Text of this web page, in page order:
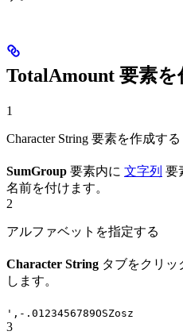
TotalAmount 要素を
1
Character String 要素を作成する
SumGroup 要素内に 文字列 要
名前を付けます。
2
アルファベットを指定する
Character String タブをクリッ
します。
',-.0123456789OSZosz
3